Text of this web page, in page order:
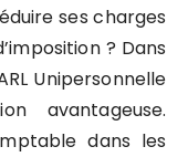
ses charges
? Dans
Unipersonnelle
avantageuse.
dans les